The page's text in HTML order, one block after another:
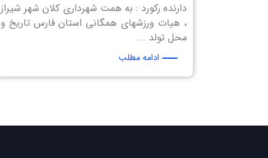
دارنده رکورد : به همت شهرداری کلان شهر شیراز
، هیات ورزشهای همگانی استان فارس تاریخ و
محل تولد ...
ادامه مطلب